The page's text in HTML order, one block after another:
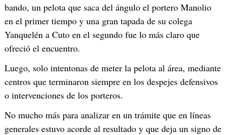
bando, un pelota que saca del ángulo el portero Manolio
en el primer tiempo y una gran tapada de su colega
Yanquelén a Cuto en el segundo fue lo más claro que
ofreció el encuentro.
Luego, solo intentonas de meter la pelota al área, mediante
centros que terminaron siempre en los despejes defensivos
o intervenciones de los porteros.
No mucho más para analizar en un trámite que en líneas
generales estuvo acorde al resultado y que deja un signo de